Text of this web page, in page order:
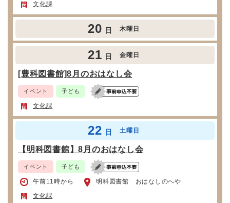
文化課
20 日 木曜日
21 日 金曜日
[豊科図書館]8月のおはなし会
イベント 子ども
文化課
22 日 土曜日
【明科図書館】8月のおはなし会
イベント 子ども
午前11時から
明科図書館 おはなしのへや
文化課